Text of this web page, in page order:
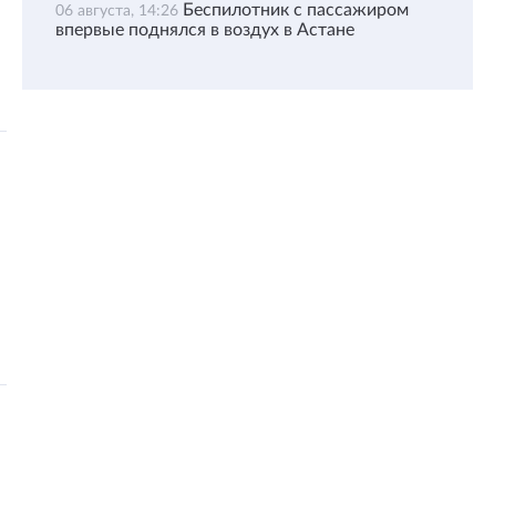
06 августа, 14:26 Беспилотник с пассажиром
впервые поднялся в воздух в Астане